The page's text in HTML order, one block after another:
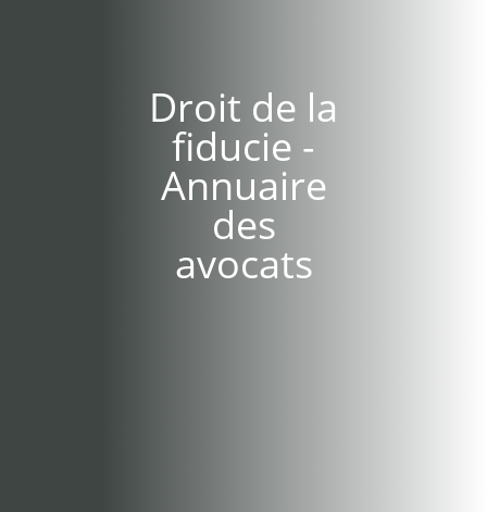
Droit de la
fiducie -
Annuaire
des
avocats